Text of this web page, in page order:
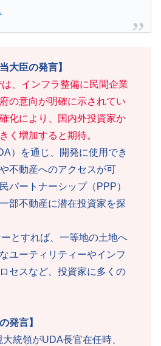
大臣の発言】
、インフラ整備に民間企業
の意向が明確に示されてい
化により、国内外投資家か
く増加すると期待。
）を通じ、開発に使用でき
不動産へのアクセスが可
パートナーシップ（PPP）
部不動産に潜在投資家を探
とすれば、一等地の土地へ
ユーティリティーやインフ
セスなど、投資家に多くの
発言】
大統領がUDA長官在任時、